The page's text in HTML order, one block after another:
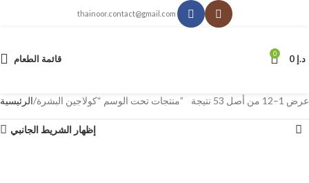
thainoor.contact@gmail.com
قائمة الطعام 0 د.إ
الرئيسية منتجات تحت الوسم “كولاجين البشرة” عرض 1–12 من أصل 53 نتيجة
إظهار الشريط الجانبي